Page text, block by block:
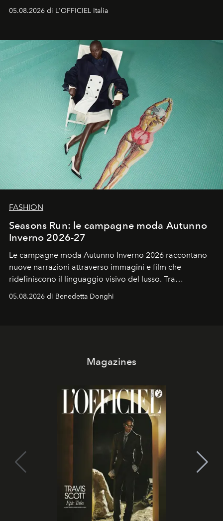
formali e a ridefinire il concetto stesso di silhouette.
un’impronta indelebile nella storia della moda.
05.08.2026 di L'OFFICIEL Italia
FASHION
Seasons Run: le campagne moda Autunno
Inverno 2026-27
Le campagne moda Autunno Inverno 2026 raccontano
nuove narrazioni attraverso immagini e film che
ridefiniscono il linguaggio visivo del lusso. Tra
protagonisti del cinema, volti della cultura
contemporanea e storytelling d'autore, le maison
05.08.2026 di Benedetta Donghi
Magazines